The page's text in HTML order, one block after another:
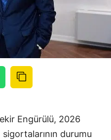
Çankırı
Çorum
Denizli
Elazığ
Erzincan
Engürülü, 2026
sigortalarının durumu